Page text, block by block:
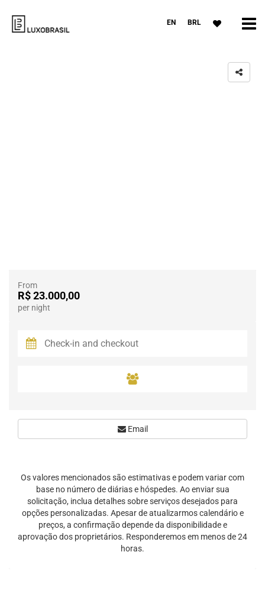
EN BRL
From
R$ 23.000,00
per night
Email
Os valores mencionados são estimativas e podem variar com
base no número de diárias e hóspedes. Ao enviar sua
solicitação, inclua detalhes sobre serviços desejados para
opções personalizadas. Apesar de atualizarmos calendário e
preços, a confirmação depende da disponibilidade e
aprovação dos proprietários. Responderemos em menos de 24
horas.